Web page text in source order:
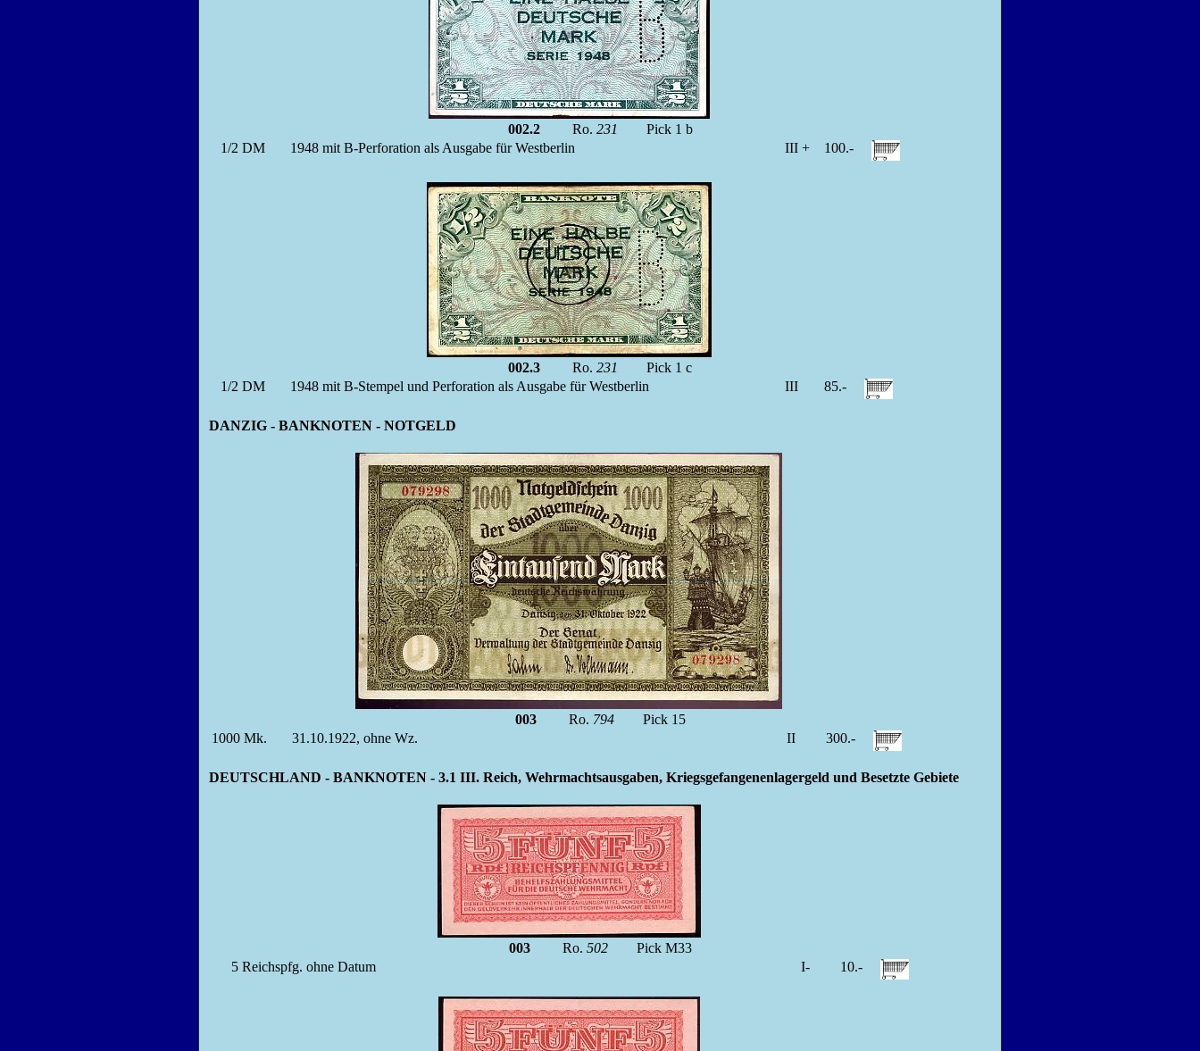
002.2Ro. 231 Pick 1 b
1/2 DM 1948 mit B-Perforation als Ausgabe für Westberlin III + 100.-
002.3 Ro. 231
Pick 1 c
1/2 DM 1948 mit B-Stempel und Perforation als Ausgabe für Westberlin III 85.-
DANZIG - BANKNOTEN - NOTGELD
003Ro. 794Pick 15
1000 Mk. 31.10.1922, ohne Wz. II 300.-
DEUTSCHLAND - BANKNOTEN - 3.1 III. Reich, Wehrmachtsausgaben, Kriegsgefangenenlagergeld und Besetzte Gebiete
003Ro. 502Pick M33
5 Reichspfg. ohne Datum I- 10.-